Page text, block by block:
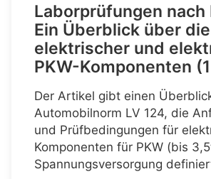
Laborprüfungen nach
Ein Überblick über
elektrischer und
PKW-Komponenten
Der Artikel gibt einen
Automobilnorm LV 124, die
und Prüfbedingungen für
Komponenten für PKW (bis
Spannungsversorgung